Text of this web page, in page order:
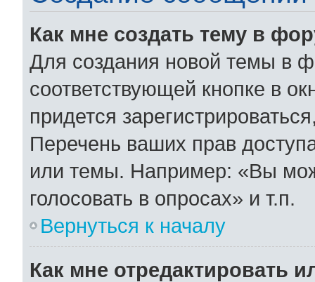
Как мне создать тему в
Для создания новой темы в
соответствующей кнопке в
придется
Перечень ваших прав
или темы. Например: «Вы
голосовать в опросах» и т.п.
Вернуться к началу
Как мне отредактировать